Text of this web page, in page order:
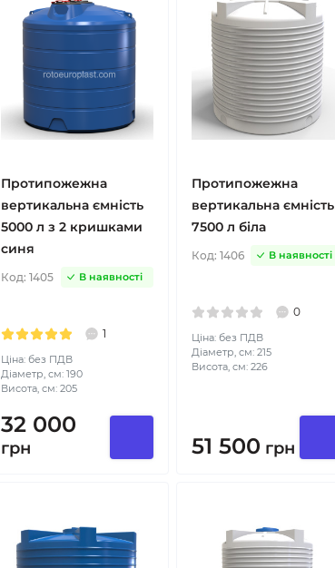
Протипожежна
вертикальна ємність
5000 л з 2 кришками
синя
Код: 1405 В наявності
1
Ціна: без ПДВ
Діаметр, см: 190
Висота, см: 205
32 000
грн
Протипожежна
вертикальна ємність
7500 л біла
Код: 1406 В наявності
0
Ціна: без ПДВ
Діаметр, см: 215
Висота, см: 226
51 500 грн